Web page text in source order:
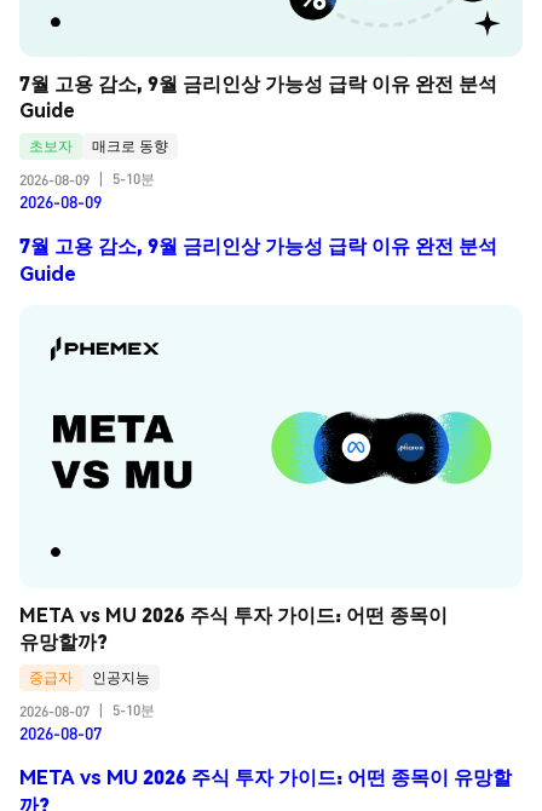
7월 고용 감소, 9월 금리인상 가능성 급락 이유 완전 분석
Guide
초보자
매크로 동향
2026-08-09
5-10분
2026-08-09
7월 고용 감소, 9월 금리인상 가능성 급락 이유 완전 분석
Guide
META vs MU 2026 주식 투자 가이드: 어떤 종목이
유망할까?
중급자
인공지능
2026-08-07
5-10분
2026-08-07
META vs MU 2026 주식 투자 가이드: 어떤 종목이 유망할
까?